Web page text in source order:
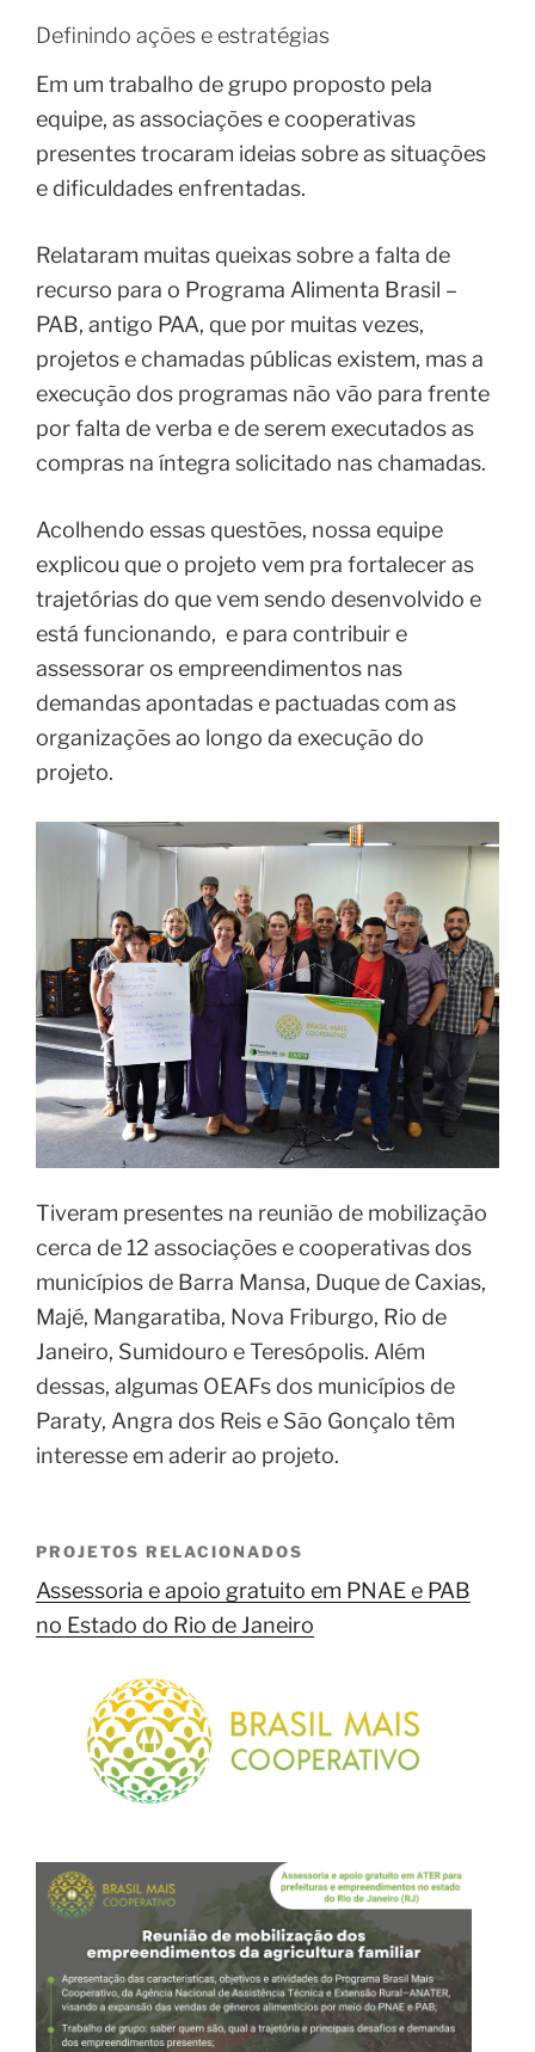
equipe, as associações e cooperativas
presentes trocaram ideias sobre as situações
e dificuldades enfrentadas.
recurso para o Programa Alimenta Brasil –
PAB, antigo PAA, que por muitas vezes,
projetos e chamadas públicas existem, mas a
execução dos programas não vão para frente
por falta de verba e de serem executados as
compras na íntegra solicitado nas chamadas.
explicou que o projeto vem pra fortalecer as
trajetórias do que vem sendo desenvolvido e
está funcionando, e para contribuir e
assessorar os empreendimentos nas
demandas apontadas e pactuadas com as
organizações ao longo da execução do
projeto.
cerca de 12 associações e cooperativas dos
municípios de Barra Mansa, Duque de Caxias,
Majé, Mangaratiba, Nova Friburgo, Rio de
Janeiro, Sumidouro e Teresópolis. Além
dessas, algumas OEAFs dos municípios de
Paraty, Angra dos Reis e São Gonçalo têm
interesse em aderir ao projeto.
no Estado do Rio de Janeiro